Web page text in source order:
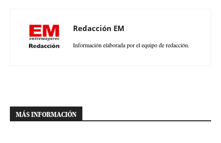
Redacción EM
Información elaborada por el equipo de redacción.
MÁS INFORMACIÓN